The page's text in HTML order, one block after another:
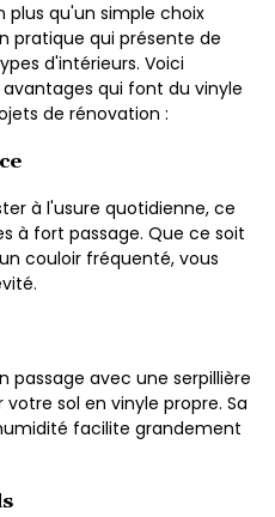
plus qu'un simple choix
pratique qui présente de
d'intérieurs. Voici
qui font du vinyle
de rénovation :
à l'usure quotidienne, ce
à fort passage. Que ce soit
couloir fréquenté, vous
passage avec une serpillière
sol en vinyle propre. Sa
facilite grandement